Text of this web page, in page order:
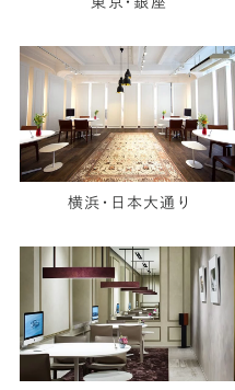
横浜・日本大通り